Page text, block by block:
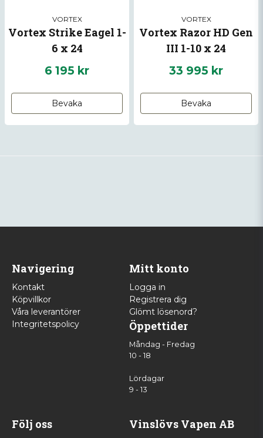
VORTEX
Vortex Strike Eagel 1-
6 x 24
6 195 kr
Bevaka
VORTEX
Vortex Razor HD Gen
III 1-10 x 24
33 995 kr
Bevaka
Navigering
Kontakt
Köpvillkor
Våra leverantörer
Integritetspolicy
Mitt konto
Logga in
Registrera dig
Glömt lösenord?
Öppettider
Måndag - Fredag
10 - 18
Lördagar
9 - 13
Följ oss Vinslövs Vapen AB